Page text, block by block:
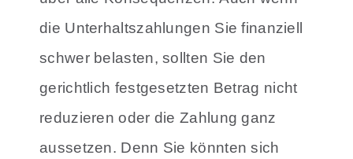
die Unterhaltszahlungen Sie finanziell
schwer belasten, sollten Sie den
gerichtlich festgesetzten Betrag nicht
reduzieren oder die Zahlung ganz
aussetzen. Denn Sie könnten sich